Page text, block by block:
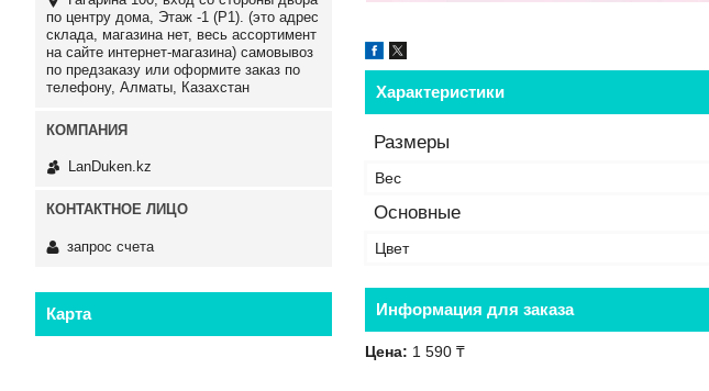
Характеристики
Размеры
Вес
Основные
Цвет
Информация для заказа
Цена: 1 590 ₸
по центру дома, Этаж -1 (P1). (это адрес
склада, магазина нет, весь ассортимент
на сайте интернет-магазина) самовывоз
по предзаказу или оформите заказ по
телефону, Алматы, Казахстан
LanDuken.kz
запрос счета
Карта